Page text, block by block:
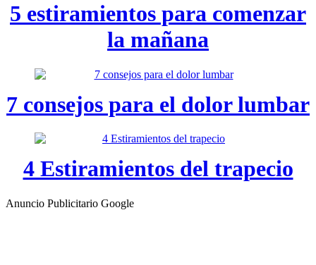
5 estiramientos para comenzar
la mañana
7 consejos para el dolor lumbar
4 Estiramientos del trapecio
Anuncio Publicitario Google